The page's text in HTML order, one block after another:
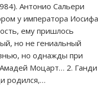
Антонио Сальери
у императора Иосифа
ему пришлось
но не гениальный
но однажды при
Моцарт… 2. Ганди
родился,…